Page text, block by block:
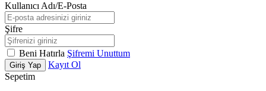
Kullanıcı Adı/E-Posta
Şifre
Beni Hatırla Şifremi Unuttum
Giriş Yap
Kayıt Ol
Sepetim